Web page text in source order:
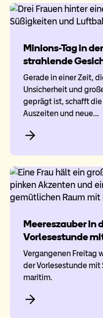
Minions-Tag in
strahlende
Gerade in einer Zeit,
Unsicherheit und
geprägt ist, schafft die
Auszeiten und neue…
Meereszauber in
Vorlesestunde
Vergangenen Freitag
der Vorlesestunde mit
maritim.